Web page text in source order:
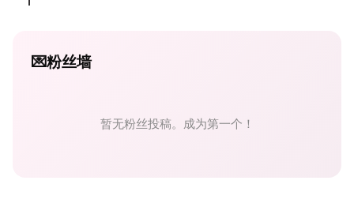
💌粉丝墙
暂无粉丝投稿。成为第一个！